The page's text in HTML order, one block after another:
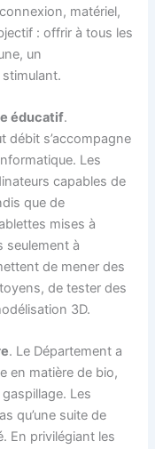
matériel,
: offrir à tous les
un
éducatif.
débit s’accompagne
Les
capables de
que de
mises à
seulement à
de mener des
de tester des
3D.
. Le Département a
en matière de bio,
Les
qu’une suite de
En privilégiant les